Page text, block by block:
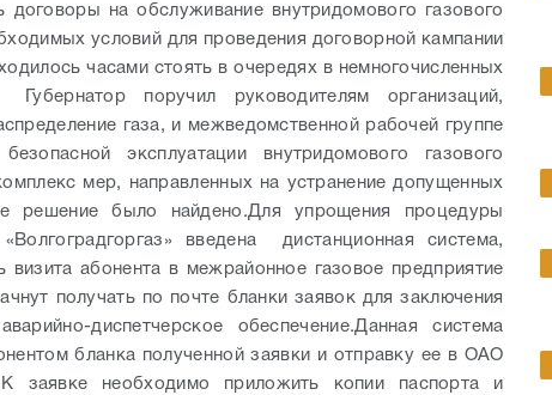
договоры на обслуживание внутридомового газового
условий для проведения договорной кампании
часами стоять в очередях в немногочисленных
Губернатор поручил руководителям организаций,
газа, и межведомственной рабочей группе
эксплуатации внутридомового газового
мер, направленных на устранение допущенных
решение было найдено.Для упрощения процедуры
введена дистанционная система,
абонента в межрайонное газовое предприятие
получать по почте бланки заявок для заключения
диспетчерское обеспечение.Данная система
бланка полученной заявки и отправку ее в ОАО
К заявке необходимо приложить копии паспорта и